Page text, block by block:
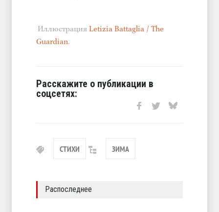
Иллюстрация Letizia Battaglia / The
Guardian.
Расскажите о публикации в
соцсетях:
СТИХИ ЗИМА
Распоследнее